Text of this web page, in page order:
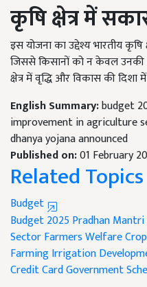
कृषि क्षेत्र में
इस योजना का उद्देश्य भारतीय
जिससे किसानों को न केवल
क्षेत्र में वृद्धि और विकास की
English Summary:budget
improvement in agriculture
dhanya yojana announced
Published on:01 February
Related Topics
Budget
Budget 2025Pradhan
SectorFarmers Welfare
FarmingIrrigation
Credit CardGovernment